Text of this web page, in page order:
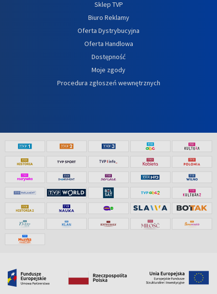
Sklep TVP
Biuro Reklamy
Oferta Dystrybucyjna
Oferta Handlowa
Dostępność
Moje zgody
Procedura zgłoszeń wewnętrznych